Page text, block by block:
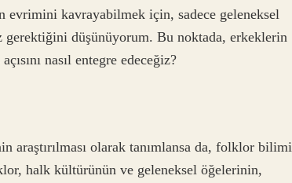
kavrayabilmek için, sadece geleneksel
düşünüyorum. Bu noktada, erkeklerin
nasıl entegre edeceğiz?
olarak tanımlansa da, folklor bilimi
halk kültürünün ve geleneksel öğelerinin,